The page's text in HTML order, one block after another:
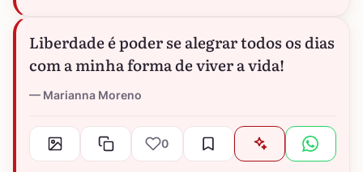
Liberdade é poder se alegrar todos os dias
com a minha forma de viver a vida!
Marianna Moreno
0